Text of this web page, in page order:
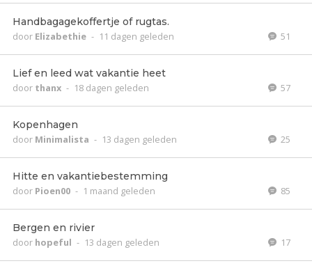
Handbagagekoffertje of rugtas.
door Elizabethie - 11 dagen geleden 51
Lief en leed wat vakantie heet
door thanx - 18 dagen geleden 57
Kopenhagen
door Minimalista - 13 dagen geleden 25
Hitte en vakantiebestemming
door Pioen00 - 1 maand geleden 85
Bergen en rivier
door hopeful - 13 dagen geleden 17